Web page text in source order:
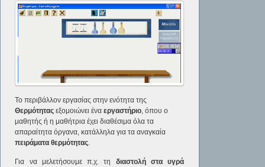
Το περιβάλλον εργασίας στην ενότητα της
Θερμότητας εξομοιώνει έναεργαστήριο, όπου ο
μαθητής ή η μαθήτρια έχει διαθέσιμα όλα τα
απαραίτητα όργανα, κατάλληλα για τα αναγκαία
πειράματα θερμότητας.
Για να μελετήσουμε π.χ. τη διαστολή στα υγρά